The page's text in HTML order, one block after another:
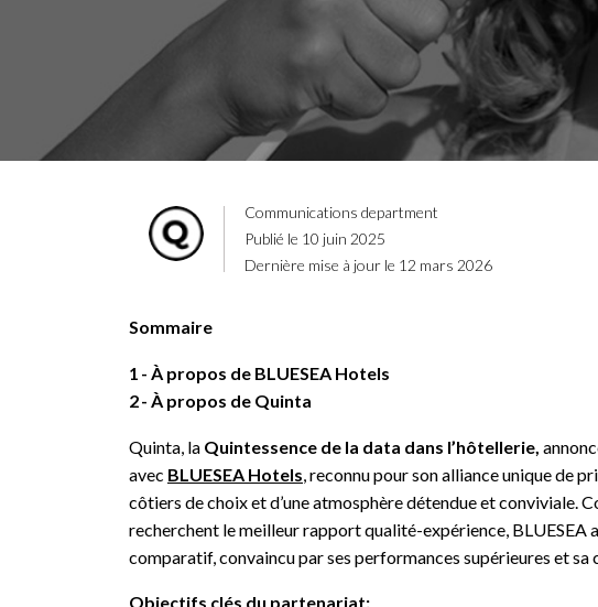
Communications department
Publié le 10 juin 2025
Dernière mise à jour le 12 mars 2026
Sommaire
1
À propos de BLUESEA Hotels
2 À propos de Quinta
Quinta, la Quintessence de la data dans l’hôtellerie,
avec BLUESEA Hotels, reconnu pour son alliance unique de
côtiers de choix et d’une atmosphère détendue et conviviale.
recherchent le meilleur rapport qualité-expérience, BLUESEA
comparatif, convaincu par ses performances supérieures et sa
Objectifs clés du partenariat: